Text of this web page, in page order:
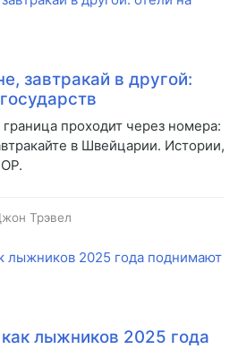
завтракай в другой:
проходит через номера:
в Швейцарии. Истории,
Трэвел
лыжников 2025 года